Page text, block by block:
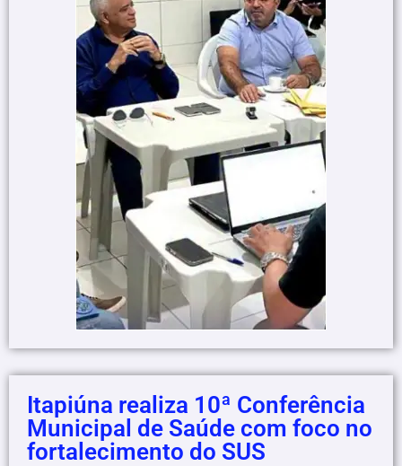
Itapiúna realiza 10ª Conferência
Municipal de Saúde com foco no
fortalecimento do SUS